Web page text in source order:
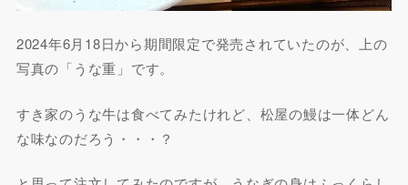
2024年6月18日から期間限定で発売されていたのが、上の
写真の「うな重」です。
すき家のうな牛は食べてみたけれど、松屋の鰻は一体どん
な味なのだろう・・・？